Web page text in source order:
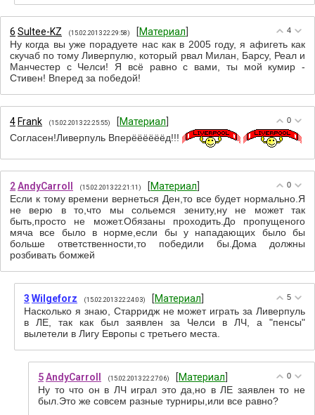
4
6 Sultee-KZ (15.02.2013 22:29:58) [Материал
Ну когда вы уже порадуете нас как в 2005 году, я афигеть как
скучаб по тому Ливерпулю, который рвал Милан, Барсу, Реал и
Манчестер с Челси! Я всё равно с вами, ты мой кумир -
Стивен! Вперед за победой!
0
4 Frank (15.02.2013 22:25:55) [Материал
Согласен!Ливерпуль Вперёёёёёёд!!!
0
2AndyCarroll (15.02.2013 22:21:11) [Материал
Если к тому времени вернеться Ден,то все будет нормально.Я
не верю в то,что мы сольемся зениту,ну не может так
быть,просто не может.Обязаны проходить.До пропущеного
мяча все было в норме,если бы у нападающих было бы
больше ответственности,то победили бы.Дома должны
розбивать бомжей
5
3 Wilgeforz (15.02.2013 22:24:03) [Материал
Насколько я знаю, Старридж не может играть за Ливерпуль
в ЛЕ, так как был заявлен за Челси в ЛЧ, а "пенсы"
вылетели в Лигу Европы с третьего места.
0
5AndyCarroll (15.02.2013 22:27:06) [Материал
Ну то что он в ЛЧ играл это да,но в ЛЕ заявлен то не
был.Это же совсем разные турниры,или все равно?